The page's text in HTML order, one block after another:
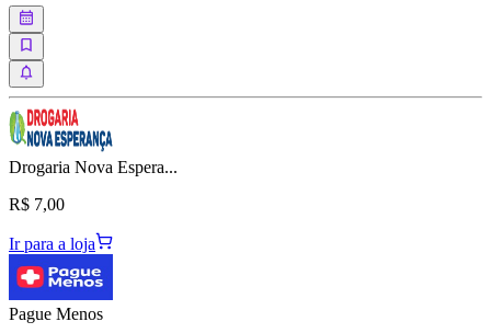
Drogaria Nova Espera...
R$ 7,00
Ir para a loja
Pague Menos